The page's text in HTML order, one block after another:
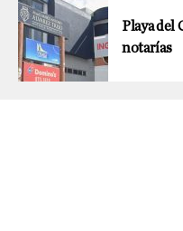
Playa del
notarías